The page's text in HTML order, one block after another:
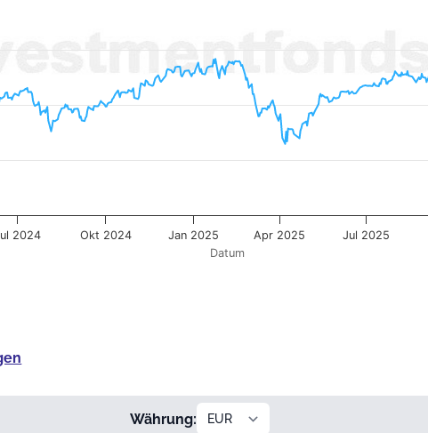
Datum
2024 Jan 2025 Jul 2025
Okt 2024 Apr 2025
Währung: